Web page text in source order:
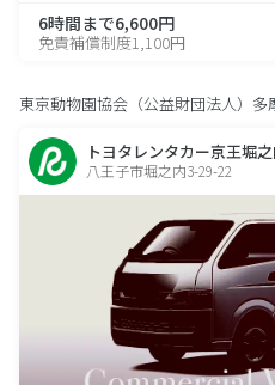
6時間まで6,600円
免責補償制度1,100円
東京動物園協会（公益財団法人）
トヨタレンタカー京王堀
八王子市堀之内3-29-22